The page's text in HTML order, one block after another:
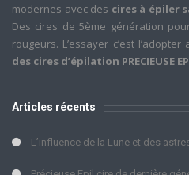
modernes avec des cires à épiler
Des cires de 5ème génération
rougeurs. L’essayer c’est
des cires d’épilation PRECIEUSE
Articles récents
L’influence de la Lune et des